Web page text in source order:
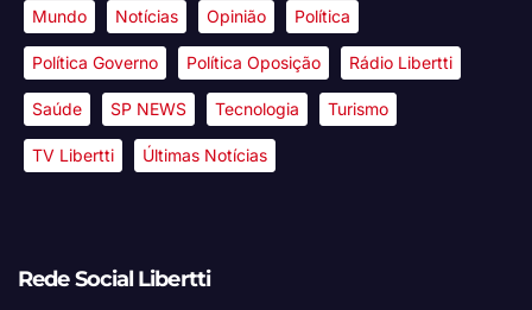
Mundo Notícias Opinião Política
Política Governo Política Oposição Rádio Libertti
Saúde SP NEWS Tecnologia Turismo
TV Libertti Últimas Notícias
Rede Social Libertti